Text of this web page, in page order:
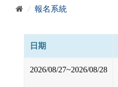
/ 報名系統
日期
2026/08/27~2026/08/28